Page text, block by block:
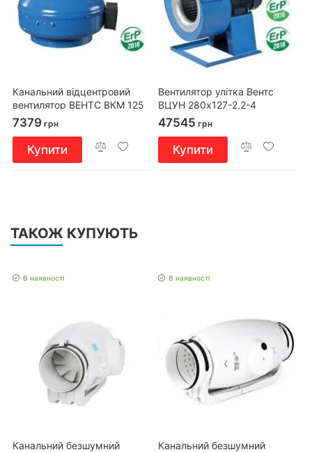
Канальний відцентровий
вентилятор ВЕНТС ВКМ 125
Е
7379 грн
Купити
Вентилятор улітка Вентс
ВЦУН 280x127-2,2-4
47545 грн
Купити
ТАКОЖ КУПУЮТЬ
В наявності
Канальний безшумний
В наявності
Канальний безшумний